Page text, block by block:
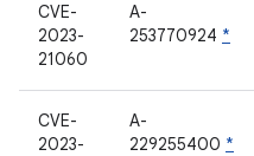
CVE-
2023-
21060
A-
253770924 *
CVE-
2023-
A-
229255400 *